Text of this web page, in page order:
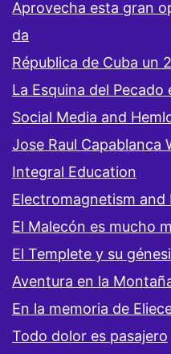
Aprovecha esta gran
da
Républica de Cuba un
La Esquina del Pecado
Social Media and
Jose Raul Capablanca
Integral Education
Electromagnetism and
El Malecón es mucho
El Templete y su
Aventura en la
En la memoria de
Todo dolor es pasajero